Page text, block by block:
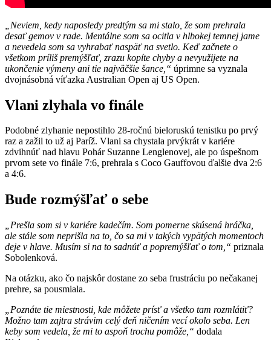
„Neviem, kedy naposledy predtým sa mi stalo, že som prehrala
desať gemov v rade. Mentálne som sa ocitla v hlbokej temnej jame
a nevedela som sa vyhrabať naspäť na svetlo. Keď začnete o
všetkom príliš premýšľať, zrazu kopíte chyby a nevyužijete na
ukončenie výmeny ani tie najväčšie šance,“ úprimne sa vyznala
dvojnásobná víťazka Australian Open aj US Open.
Vlani zlyhala vo finále
Podobné zlyhanie nepostihlo 28-ročnú bieloruskú tenistku po prvý
raz a zažil to už aj Paríž. Vlani sa chystala prvýkrát v kariére
zdvihnúť nad hlavu Pohár Suzanne Lenglenovej, ale po úspešnom
prvom sete vo finále 7:6, prehrala s Coco Gauffovou ďalšie dva 2:6
a 4:6.
Bude rozmýšľať o sebe
„Prešla som si v kariére kadečím. Som pomerne skúsená hráčka,
ale stále som neprišla na to, čo sa mi v takých vypätých momentoch
deje v hlave. Musím si na to sadnúť a popremýšľať o tom,“ priznala
Sobolenková.
Na otázku, ako čo najskôr dostane zo seba frustráciu po nečakanej
prehre, sa pousmiala.
„Poznáte tie miestnosti, kde môžete prísť a všetko tam rozmlátiť?
Možno tam zajtra strávim celý deň ničením vecí okolo seba. Len
keby som vedela, že mi to aspoň trochu pomôže,“ dodala